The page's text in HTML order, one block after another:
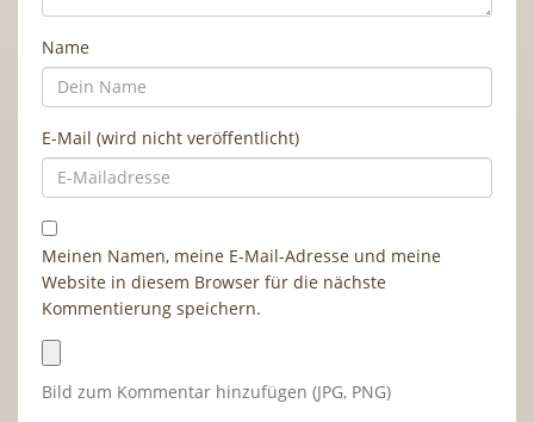
Name
E-Mail (wird nicht veröffentlicht)
Meinen Namen, meine E-Mail-Adresse und meine
Website in diesem Browser für die nächste
Kommentierung speichern.
Bild zum Kommentar hinzufügen (JPG, PNG)